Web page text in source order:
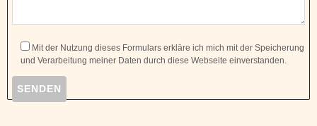
Mit der Nutzung dieses Formulars erkläre ich mich mit der Speicherung
und Verarbeitung meiner Daten durch diese Webseite einverstanden.